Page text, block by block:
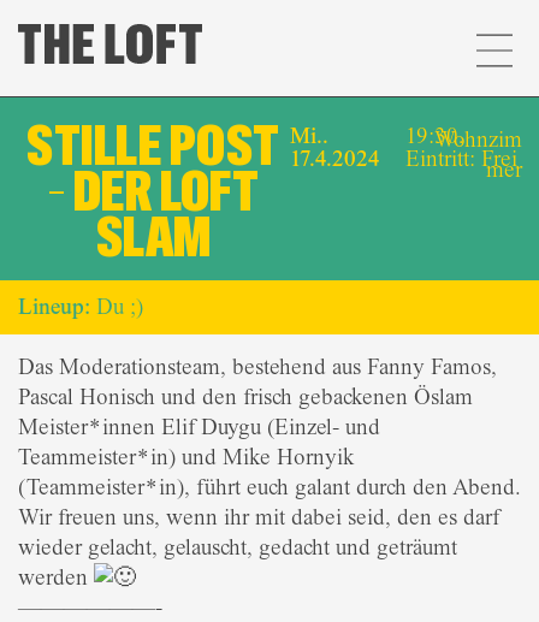
STILLE POST
– DER LOFT
SLAM
Mi..
17.4.2024
19:30,
Eintritt: Frei
Wohnzim
mer
Lineup: Du ;)
Das Moderationsteam, bestehend aus Fanny Famos,
Pascal Honisch und den frisch gebackenen Öslam
Meister*innen Elif Duygu (Einzel- und
Teammeister*in) und Mike Hornyik
(Teammeister*in), führt euch galant durch den Abend.
Wir freuen uns, wenn ihr mit dabei seid, den es darf
wieder gelacht, gelauscht, gedacht und geträumt
werden
——————-